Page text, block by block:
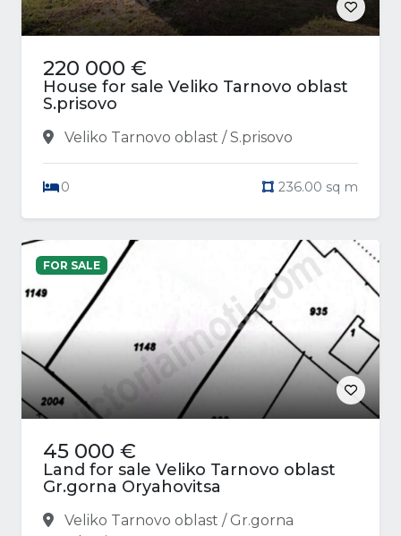
220 000 €
House for sale Veliko Tarnovo oblast
S.prisovo
Veliko Tarnovo oblast / S.prisovo
0 236.00 sq m
FOR SALE
45 000 €
Land for sale Veliko Tarnovo oblast
Gr.gorna Oryahovitsa
Veliko Tarnovo oblast / Gr.gorna